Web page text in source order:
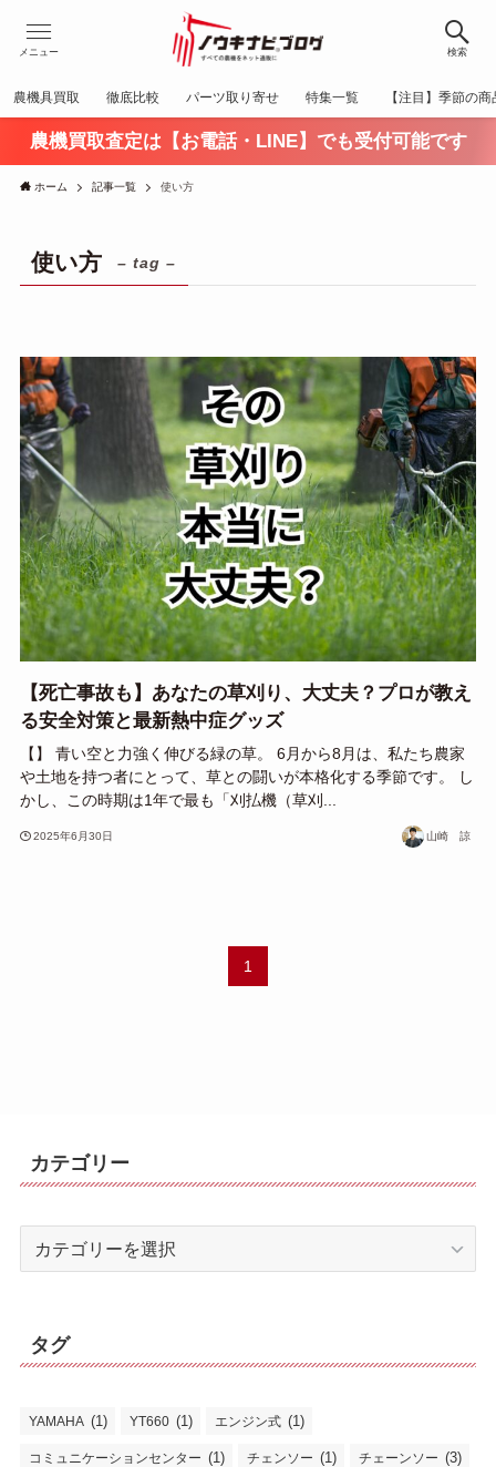
検索
メニュー
農機具買取 徹底比較 パーツ取り寄せ 特集一覧 【注目】季節の商
農機買取査定は【お電話・LINE】でも受付可能です
ホーム 記事一覧 使い方
使い方 – tag –
【死亡事故も】あなたの草刈り、大丈夫？プロが教え
る安全対策と最新熱中症グッズ
【】 青い空と力強く伸びる緑の草。 6月から8月は、私たち農家
や土地を持つ者にとって、草との闘いが本格化する季節です。 し
かし、この時期は1年で最も「刈払機（草刈...
2025年6月30日 山崎 諒
1
カテゴリー
テ
リ
ー
タグ
YAMAHA (1) YT660 (1) エンジン式 (1)
コミュニケーションセンター (1) チェンソー (1) チェーンソー (3)